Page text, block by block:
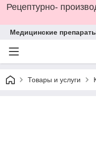
Рецептурно-
Медицинские
Товары и услуги